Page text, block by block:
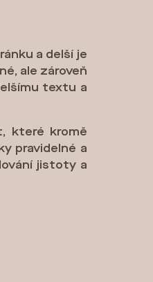
a delší je
ale zároveň
textu a
které kromě
pravidelné a
jistoty a